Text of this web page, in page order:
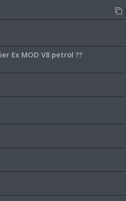
Ex MOD V8 petrol ??